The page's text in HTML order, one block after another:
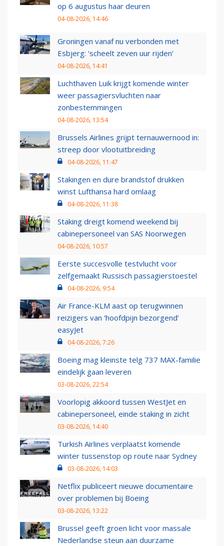
op 6 augustus haar deuren
04-08-2026, 14:46
Groningen vanaf nu verbonden met
Esbjerg: 'scheelt zeven uur rijden'
04-08-2026, 14:41
Luchthaven Luik krijgt komende winter
weer passagiersvluchten naar
zonbestemmingen
04-08-2026, 13:54
Brussels Airlines grijpt ternauwernood in:
streep door vlootuitbreiding
04-08-2026, 11:47
Stakingen en dure brandstof drukken
winst Lufthansa hard omlaag
04-08-2026, 11:38
Staking dreigt komend weekend bij
cabinepersoneel van SAS Noorwegen
04-08-2026, 10:57
Eerste succesvolle testvlucht voor
zelfgemaakt Russisch passagierstoestel
04-08-2026, 9:54
Air France-KLM aast op terugwinnen
reizigers van ‘hoofdpijn bezorgend’
easyJet
04-08-2026, 7:26
Boeing mag kleinste telg 737 MAX-familie
eindelijk gaan leveren
03-08-2026, 22:54
Voorlopig akkoord tussen WestJet en
cabinepersoneel, einde staking in zicht
03-08-2026, 14:40
Turkish Airlines verplaatst komende
winter tussenstop op route naar Sydney
03-08-2026, 14:03
Netflix publiceert nieuwe documentaire
over problemen bij Boeing
03-08-2026, 13:22
Brussel geeft groen licht voor massale
Nederlandse steun aan duurzame